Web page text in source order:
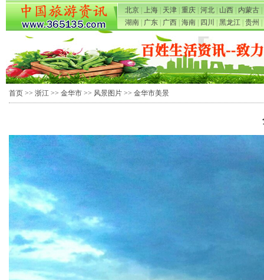
北京 上海 天津 重庆 河北 山西 内蒙古
湖南
广东 广西 海南 四川 黑龙江 贵州
首页 >> 浙江 >> 金华市 >> 风景图片 >> 金华市美景